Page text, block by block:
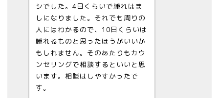
シでした。4日くらいで腫れはま
しになりました。それでも周りの
人にはわかるので、10日くらいは
腫れるものと思ったほうがいいか
もしれません。そのあたりもカウ
ンセリングで相談するといいと思
います。相談はしやすかったで
す。